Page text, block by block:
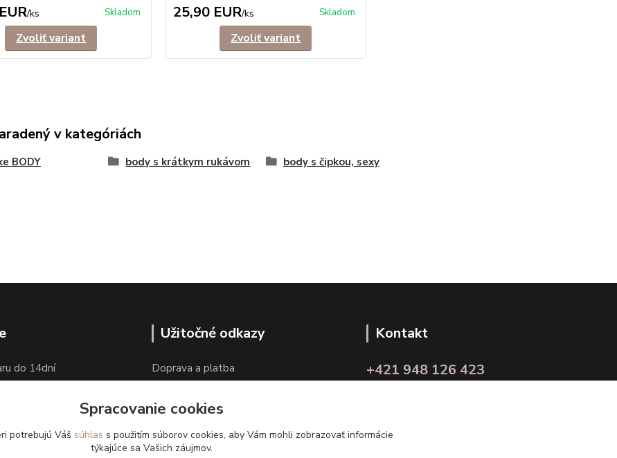
/ks Skladom
Zvoliť variant
25,90 EUR/ks Skladom
Zvoliť variant
v kategóriách
BODY body s krátkym rukávom body s čipkou, sexy
do 14dní
Užitočné odkazy
Doprava a platba
Kontakt
+421 948 126 423
Spracovanie cookies
potrebujú Váš súhlas s použitím súborov cookies, aby Vám mohli zobrazovať informácie
týkajúce sa Vašich záujmov.